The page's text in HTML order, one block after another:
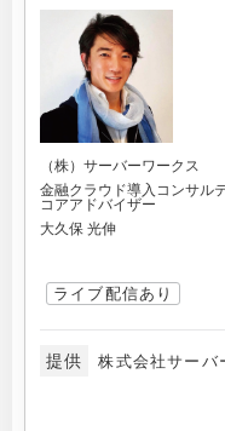
（株）サーバーワークス
金融クラウド導入コンサル
コアアドバイザー
大久保 光伸
ライブ配信あり
提供 株式会社サーバ